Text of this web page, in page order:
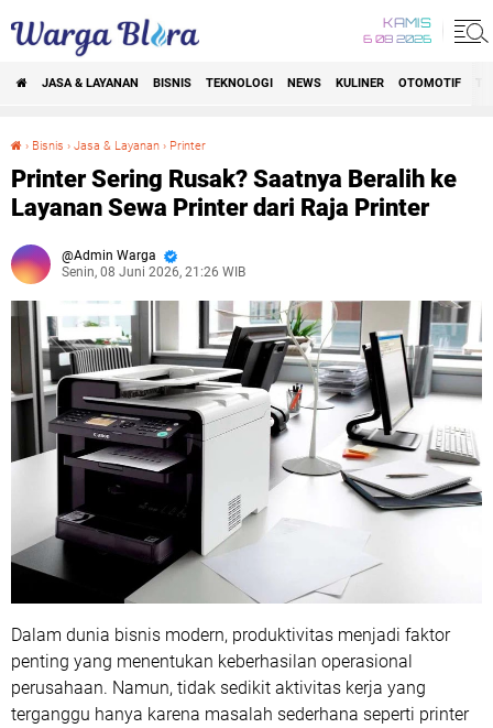
KAMIS
6 08 2026
JASA & LAYANAN BISNIS TEKNOLOGI NEWS KULINER OTOMOTIF
› Bisnis › Jasa & Layanan › Printer
Printer Sering Rusak? Saatnya Beralih ke
Layanan Sewa Printer dari Raja Printer
Admin Warga
Senin, 08 Juni 2026, 21:26 WIB
Dalam dunia bisnis modern, produktivitas menjadi faktor
penting yang menentukan keberhasilan operasional
perusahaan. Namun, tidak sedikit aktivitas kerja yang
terganggu hanya karena masalah sederhana seperti printer